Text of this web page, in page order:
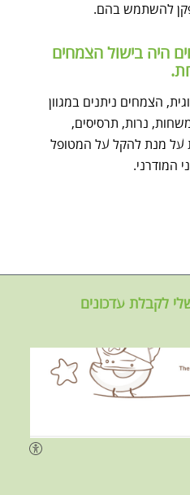
להשתמש בהם.
היה בישול הצמחים
הצמחים ניתנים במגוון
נרות, תרסיסים,
על מנת להקל על המטופל
המודרני.
לקבלת עדכונים